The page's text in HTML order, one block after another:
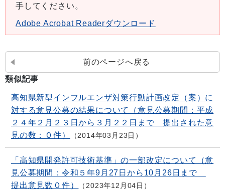
手してください。
Adobe Acrobat Readerダウンロード
前のページへ戻る
類似記事
高知県新型インフルエンザ対策行動計画改定（案）に
対する意見公募の結果について（意見公募期間：平成
２４年２月２３日から３月２２日まで 提出された意
見の数：０件）
2014年03月23日
「高知県開発許可技術基準」の一部改定について（意
見公募期間：令和５年9月27日から10月26日まで
提出意見数０件）
2023年12月04日